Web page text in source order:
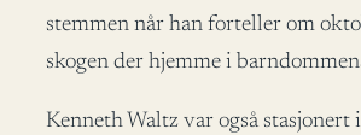
stemmen når han forteller om
skogen der hjemme i
Kenneth Waltz var også stasjonert